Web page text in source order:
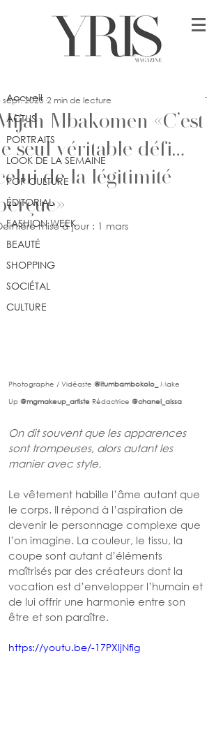
Accueil
ACTUS
PORTRAITS
LOOK DE LA SEMAINE
POP CULTURE
ÉDITORIAL
FASHION WEEK
BEAUTÉ
SHOPPING
SOCIÉTAL
CULTURE
Mbakomen «C’est
seul véritable défi…
de la légitimité
sept. 2025 2 min de lecture
mise à jour : 1 mars
Photographe / Vidéaste @itumbambokolo_ Make
Up @mgmakeup_artiste Rédactrice @chanel_aissa
On dit souvent que les apparences
sont trompeuses, alors autant les
manier avec style.
Le vêtement habille l’âme autant que
le corps. Il répond à l’aspiration de
devenir le personnage complexe que
l’on imagine. La couleur, le tissu, la
coupe sont autant d’éléments
maîtrisés par des créateurs dont la
vocation est d’envelopper l’humain et
de lui offrir une harmonie entre son
être et son paraître.
https://youtu.be/-17PXljNfig